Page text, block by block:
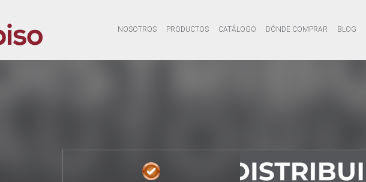
NOSOTROS PRODUCTOS CATÁLOGO DÓNDE COMPRAR BLOG